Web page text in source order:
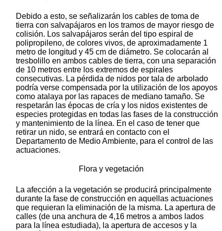
Debido a esto, se señalizarán los cables de toma de
tierra con salvapájaros en los tramos de mayor riesgo de
colisión. Los salvapájaros serán del tipo espiral de
polipropileno, de colores vivos, de aproximadamente 1
metro de longitud y 45 cm de diámetro. Se colocarán al
tresbolillo en ambos cables de tierra, con una separación
de 10 metros entre los extremos de espirales
consecutivas. La pérdida de nidos por tala de arbolado
podría verse compensada por la utilización de los apoyos
como atalaya por las rapaces de mediano tamaño. Se
respetarán las épocas de cría y los nidos existentes de
especies protegidas en todas las fases de la construcción
y mantenimiento de la línea. En el caso de tener que
retirar un nido, se entrará en contacto con el
Departamento de Medio Ambiente, para el control de las
actuaciones.
Flora y vegetación
La afección a la vegetación se producirá principalmente
durante la fase de construcción en aquellas actuaciones
que requieran la eliminación de la misma. La apertura de
calles (de una anchura de 4,16 metros a ambos lados
para la línea estudiada), la apertura de accesos y la